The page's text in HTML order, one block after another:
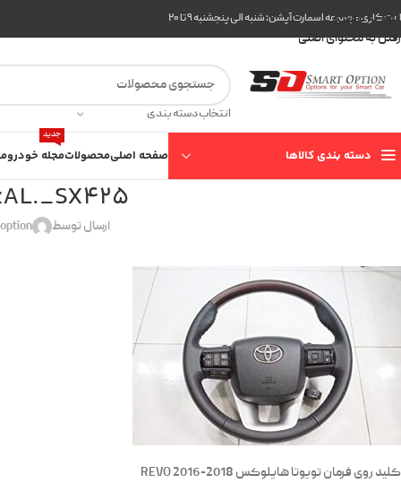
عبور به ناوبری
رفتن به محتوای اصلی
کاری مجموعه اسمارت آپشن: شنبه الی پنجشنبه ۹ تا ۲۰
انتخاب دسته بندی
دسته بندی کالاها صفحه اصلیمحصولاتمجله خودرو
جدید
ارسال توسط
کلید روی فرمان تویوتا هایلوکس 2018-2016 REVO